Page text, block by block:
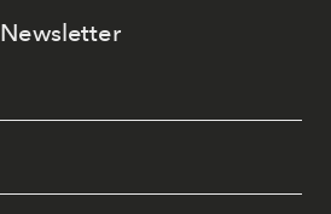
Newsletter